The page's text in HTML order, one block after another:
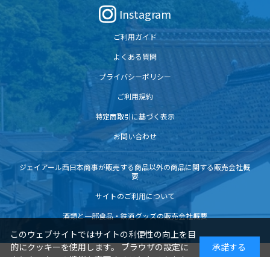
Instagram
ご利用ガイド
よくある質問
プライバシーポリシー
ご利用規約
特定商取引に基づく表示
お問い合わせ
ジェイアール西日本商事が販売する商品以外の商品に関する販売会社概
要
サイトのご利用について
酒類と一部食品・鉄道グッズの販売会社概要
このウェブサイトではサイトの利便性の向上を目
的にクッキーを使用します。 ブラウザの設定に
承諾する